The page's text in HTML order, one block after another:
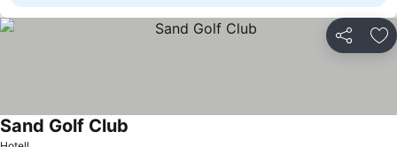
Del
Sand Golf Club